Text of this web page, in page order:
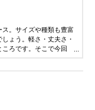
。サイズや種類も豊富
ょう。軽さ・丈夫さ・
ろです。そこで今回